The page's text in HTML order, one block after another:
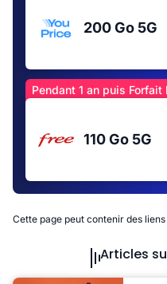
200 Go 5G
Pendant 1 an puis Forfait
110 Go 5G
Cette page peut contenir des liens
Articles